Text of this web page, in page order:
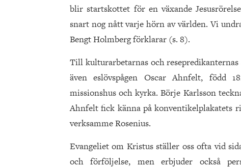
blir startskottet för en växande
snart nog nått varje hörn av världen. Vi
Bengt Holmberg förklarar (s. 8).
Till kulturarbetarnas och
även eslövspågen Oscar Ahnfelt, född
missionshus och kyrka. Börje Karlsson
Ahnfelt fick känna på konventikelplakatets
verksamme Rosenius.
Evangeliet om Kristus ställer oss ofta vid
och förföljelse, men erbjuder också